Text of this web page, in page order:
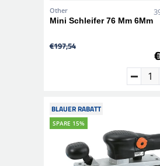
Other
Mini Schleifer 76 Mm 6Mm
€197,54
BLAUER RABATT
SPARE 15%